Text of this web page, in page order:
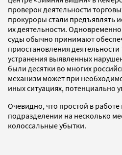
проверок деятельности
прокуроры стали предъявлять
их деятельности.
суды обычно принимают
приостановления
устранения выявленных
были десятки во многих
механизм может при
иных ситуациях,
Очевидно, что простой в
подразделении на несколько
колоссальные убытки.